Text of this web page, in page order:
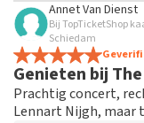
Annet Van Dienst
Bij TopTicketShop
Schiedam
Genieten bij
Prachtig concert,
Lennart Nijgh, maar